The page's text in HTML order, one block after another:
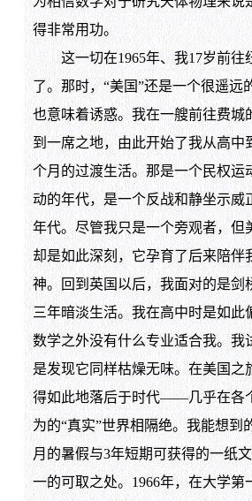
得非常用功。
这一切在1965年、我17岁前往
了。那时，“美国”还是一个很遥远
也意味着诱惑。我在一艘前往费城
到一席之地，由此开始了我从高中
个月的过渡生活。那是一个民权运
动的年代，是一个反战和静坐示威
年代。尽管我只是一个旁观者，但
却是如此深刻，它孕育了后来陪伴
神。回到英国以后，我面对的是剑
三年暗淡生活。我在高中时是如此
数学之外没有什么专业适合我。我
是发现它同样枯燥无味。在美国之
得如此地落后于时代——几乎在各
为的“真实”世界相隔绝。我能想到
月的暑假与3年短期可获得的一纸
一的可取之处。1966年，在大学第